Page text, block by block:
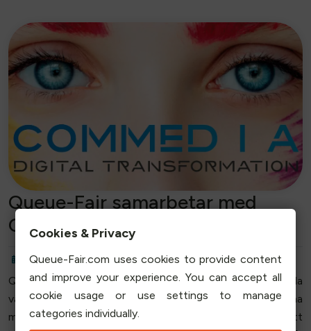
Queue-Fair samarbetar med
COMMED I A
04.02.2022 Företag Mike Lowe
Queue-Fair, det ursprungliga patenterade virtuella
väntrummet för företagswebbplatser, är glada att kunna
meddela att de samarbetar med COMMED I A, ett
Cookies & Privacy
Queue-Fair.com uses cookies to provide content
and improve your experience. You can accept all
cookie usage or use settings to manage
categories individually.